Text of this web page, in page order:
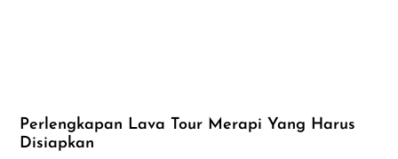
Perlengkapan Lava Tour Merapi Yang Harus
Disiapkan